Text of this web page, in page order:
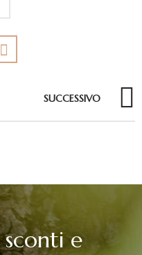
SUCCESSIVO
e